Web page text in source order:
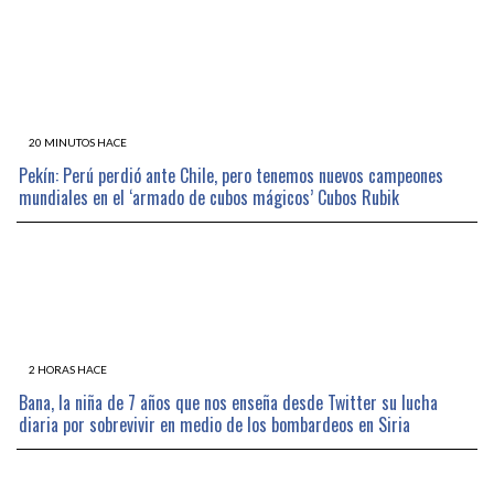
20 MINUTOS HACE
Pekín: Perú perdió ante Chile, pero tenemos nuevos campeones
mundiales en el ‘armado de cubos mágicos’ Cubos Rubik
2 HORAS HACE
Bana, la niña de 7 años que nos enseña desde Twitter su lucha
diaria por sobrevivir en medio de los bombardeos en Siria